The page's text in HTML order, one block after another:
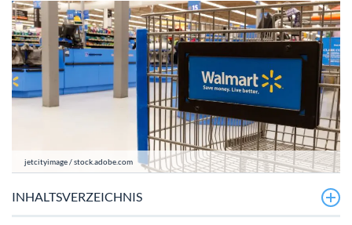
jetcityimage / stock.adobe.com
INHALTSVERZEICHNIS